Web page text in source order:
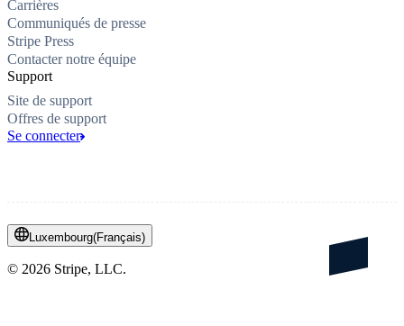
Carrières
Communiqués de presse
Stripe Press
Contacter notre équipe
Support
Site de support
Offres de support
Se connecter
Luxembourg(Français)
© 2026 Stripe, LLC.